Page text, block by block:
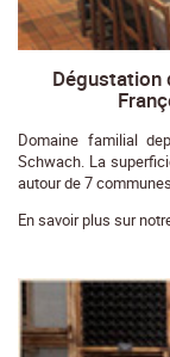
Dégustation
Domaine familial
Schwach. La
autour de 7
En savoir plus sur